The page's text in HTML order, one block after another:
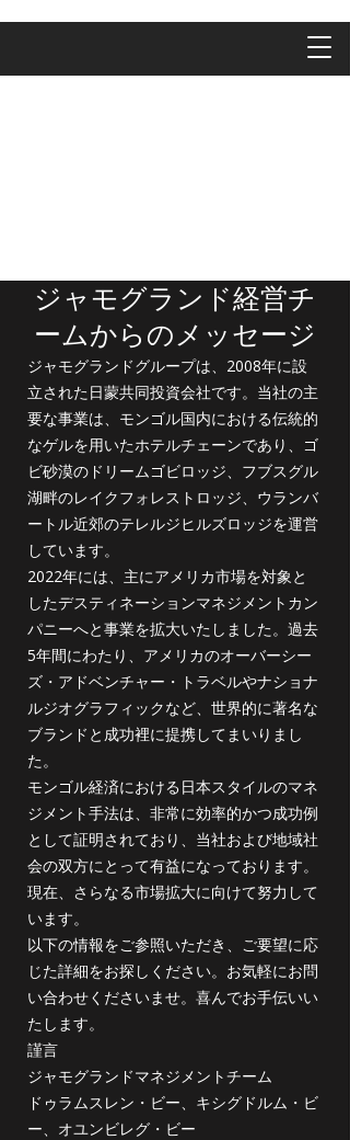
ジャモグランド経営チ
ームからのメッセージ
ジャモグランドグループは、2008年に設
立された日蒙共同投資会社です。当社の主
要な事業は、モンゴル国内における伝統的
なゲルを用いたホテルチェーンであり、ゴ
ビ砂漠のドリームゴビロッジ、フブスグル
湖畔のレイクフォレストロッジ、ウランバ
ートル近郊のテレルジヒルズロッジを運営
しています。
2022年には、主にアメリカ市場を対象と
したデスティネーションマネジメントカン
パニーへと事業を拡大いたしました。過去
5年間にわたり、アメリカのオーバーシー
ズ・アドベンチャー・トラベルやナショナ
ルジオグラフィックなど、世界的に著名な
ブランドと成功裡に提携してまいりまし
た。
モンゴル経済における日本スタイルのマネ
ジメント手法は、非常に効率的かつ成功例
として証明されており、当社および地域社
会の双方にとって有益になっております。
現在、さらなる市場拡大に向けて努力して
います。
以下の情報をご参照いただき、ご要望に応
じた詳細をお探しください。お気軽にお問
い合わせくださいませ。喜んでお手伝いい
たします。
謹言
ジャモグランドマネジメントチーム
ドゥラムスレン・ビー、キシグドルム・ビ
ー、オユンビレグ・ビー